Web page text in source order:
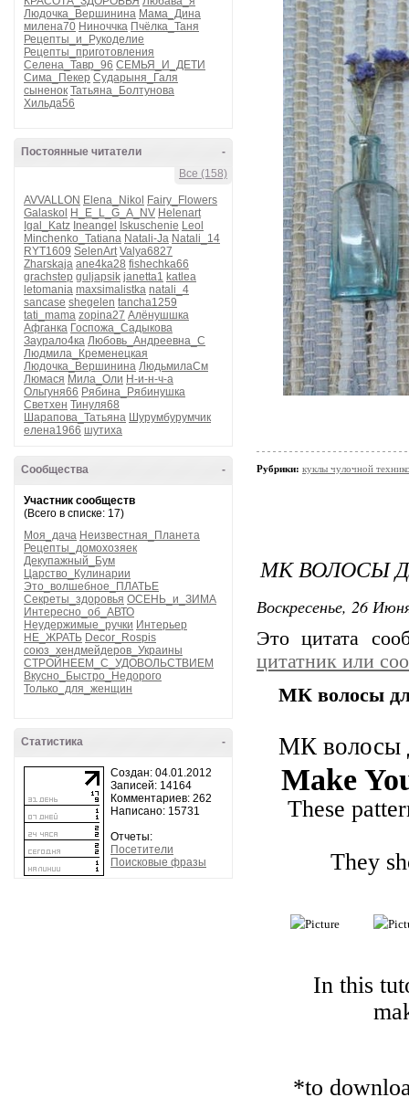
Людочка_Вершинина Мама_Дина
милена70 Ниноччка Пчёлка_Таня
Рецепты_и_Рукоделие
Рецепты_приготовления
Селена_Тавр_96 СЕМЬЯ_И_ДЕТИ
Сима_Пекер Сударыня_Галя
сыненок Татьяна_Болтунова
Хильда56
-
Постоянные читатели
Все (158)
AVVALLON Elena_Nikol
Fairy_Flowers
Galaskol
H_E_L_G_A_NV Helenart
Igal_Katz Ineangel Iskuschenie Leol
Minchenko_Tatiana Natali-Ja Natali_14
RYT1609 SelenArt Valya6827
Zharskaja ane4ka28 fishechka66
grachstep guljapsik janetta1 katlea
letomania maxsimalistka natali_4
sancase shegelen tancha1259
tati_mama zopina27 Алёнушшка
Афганка Госпожа_Садыкова
Заурало4ка Любовь_Андреевна_С
Людмила_Кременецкая
Людочка_Вершинина ЛюдьмилаСм
Люмася Мила_Оли Н-и-н-ч-а
Ольгуня66 Рябина_Рябинушка
Светхен Тинуля68
Шарапова_Татьяна Шурумбурумчик
елена1966 шутиха
-
Сообщества
Участник сообществ
(Всего в списке: 17)
Моя_дача Неизвестная_Планета
Рецепты_домохозяек
Декупажный_Бум
Царство_Кулинарии
Это_волшебное_ПЛАТЬЕ
Секреты_здоровья ОСЕНЬ_и_ЗИМА
Интересно_об_АВТО
Неудержимые_ручки Интерьер
НЕ_ЖРАТЬ Decor_Rospis
союз_хендмейдеров_Украины
СТРОЙНЕЕМ_С_УДОВОЛЬСТВИЕМ
Вкусно_Быстро_Недорого
Только_для_женщин
-
Статистика
Создан: 04.01.2012
Записей: 14164
Комментариев: 262
Написано: 15731
Отчеты:
Посетители
Поисковые фразы
Рубрики: куклы чулочной
МК ВОЛОСЫ
Воскресенье, 26
Это цитата
цитатник или
МК волосы
МК волосы
Make
These
They
In this
*to